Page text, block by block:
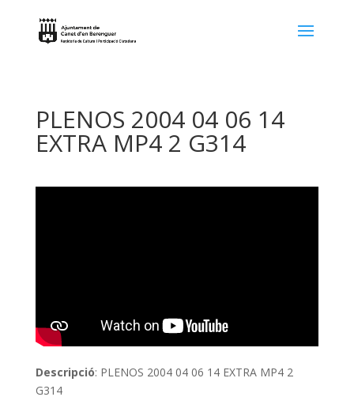
PLENOS 2004 04 06 14
EXTRA MP4 2 G314
Descripció: PLENOS 2004 04 06 14 EXTRA MP4 2
G314